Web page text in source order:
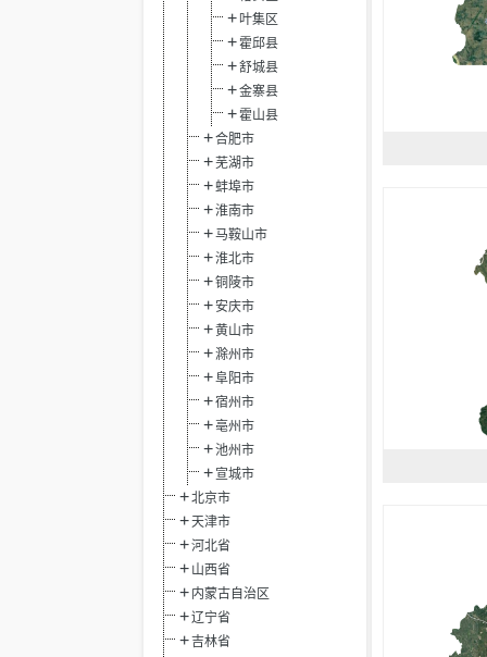
叶集区
霍邱县
舒城县
金寨县
霍山县
合肥市
芜湖市
蚌埠市
淮南市
马鞍山市
淮北市
铜陵市
安庆市
黄山市
滁州市
阜阳市
宿州市
亳州市
池州市
宣城市
北京市
天津市
河北省
山西省
内蒙古自治区
辽宁省
吉林省